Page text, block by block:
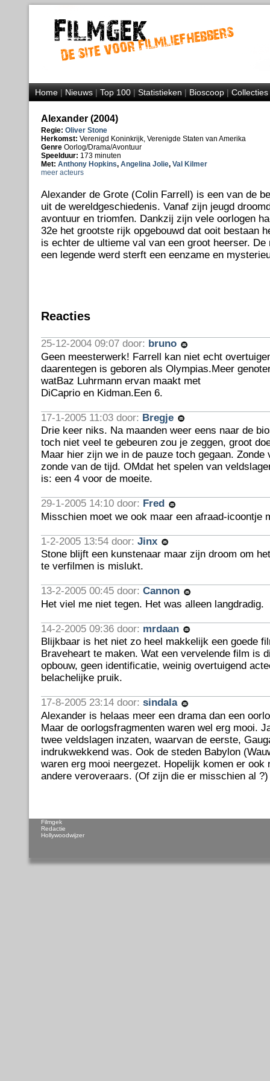
Home|Nieuws|Top 100|Statistieken|Bioscoop|Collecties
Alexander (2004)
Regie: Oliver Stone
Herkomst: Verenigd Koninkrijk, Verenigde Staten van Amerika
Genre Oorlog/Drama/Avontuur
Speelduur: 173 minuten
Met: Anthony Hopkins, Angelina Jolie, Val Kilmer
meer acteurs
Alexander de Grote (Colin Farrell) is een van de
uit de wereldgeschiedenis. Vanaf zijn jeugd
avontuur en triomfen. Dankzij zijn vele oorlogen
32e het grootste rijk opgebouwd dat ooit bestaan
is echter de ultieme val van een groot heerser. De
een legende werd sterft een eenzame en
Reacties
25-12-2004 09:07 door: bruno
Geen meesterwerk! Farrell kan niet echt
daarentegen is geboren als Olympias.Meer
watBaz Luhrmann ervan maakt met
DiCaprio en Kidman.Een 6.
17-1-2005 11:03 door: Bregje
Drie keer niks. Na maanden weer eens naar de
toch niet veel te gebeuren zou je zeggen, groot
Maar hier zijn we in de pauze toch gegaan. Zonde
zonde van de tijd. OMdat het spelen van
is: een 4 voor de moeite.
29-1-2005 14:10 door: Fred
Misschien moet we ook maar een afraad-icoontje
1-2-2005 13:54 door: Jinx
Stone blijft een kunstenaar maar zijn droom om
te verfilmen is mislukt.
13-2-2005 00:45 door: Cannon
Het viel me niet tegen. Het was alleen langdradig.
14-2-2005 09:36 door: mrdaan
Blijkbaar is het niet zo heel makkelijk een goede
Braveheart te maken. Wat een vervelende film is
opbouw, geen identificatie, weinig overtuigend
belachelijke pruik.
17-8-2005 23:14 door: sindala
Alexander is helaas meer een drama dan een
Maar de oorlogsfragmenten waren wel erg mooi.
twee veldslagen inzaten, waarvan de eerste,
indrukwekkend was. Ook de steden Babylon
waren erg mooi neergezet. Hopelijk komen er ook
andere veroveraars. (Of zijn die er misschien al ?)
Filmgek
Redactie
Hollywoodwijzer